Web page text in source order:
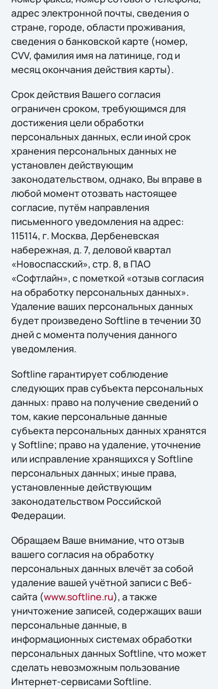
адрес электронной почты, сведения о
стране, городе, области проживания,
сведения о банковской карте (номер,
CVV, фамилия имя на латинице, год и
месяц окончания действия карты).
Срок действия Вашего согласия
ограничен сроком, требующимся для
достижения цели обработки
персональных данных, если иной срок
хранения персональных данных не
установлен действующим
законодательством, однако, Вы вправе в
любой момент отозвать настоящее
согласие, путём направления
письменного уведомления на адрес:
115114, г. Москва, Дербеневская
набережная, д. 7, деловой квартал
«Новоспасский», стр. 8, в ПАО
«Софтлайн», с пометкой «отзыв согласия
на обработку персональных данных».
Удаление ваших персональных данных
будет произведено Softline в течении 30
дней с момента получения данного
уведомления.
Softline гарантирует соблюдение
следующих прав субъекта персональных
данных: право на получение сведений о
том, какие персональные данные
субъекта персональных данных хранятся
у Softline; право на удаление, уточнение
или исправление хранящихся у Softline
персональных данных; иные права,
установленные действующим
законодательством Российской
Федерации.
Обращаем Ваше внимание, что отзыв
вашего согласия на обработку
персональных данных влечёт за собой
удаление вашей учётной записи с Веб-
сайта (www.softline.ru), а также
уничтожение записей, содержащих ваши
персональные данные, в
информационных системах обработки
персональных данных Softline, что может
сделать невозможным пользование
Интернет-сервисами Softline.